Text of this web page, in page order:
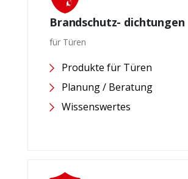
Brandschutz- dichtungen
für Türen
Produkte für Türen
Planung / Beratung
Wissenswertes